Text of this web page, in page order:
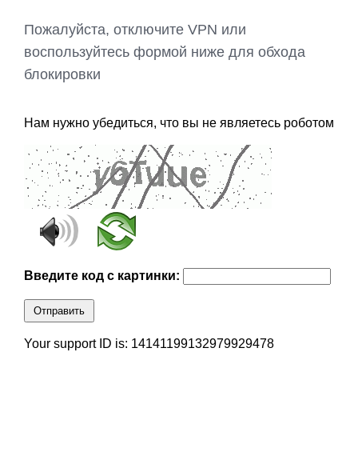
Пожалуйста, отключите VPN или
воспользуйтесь формой ниже для обхода
блокировки
Нам нужно убедиться, что вы не являетесь роботом
Введите код с картинки:
Отправить
Your support ID is: 14141199132979929478